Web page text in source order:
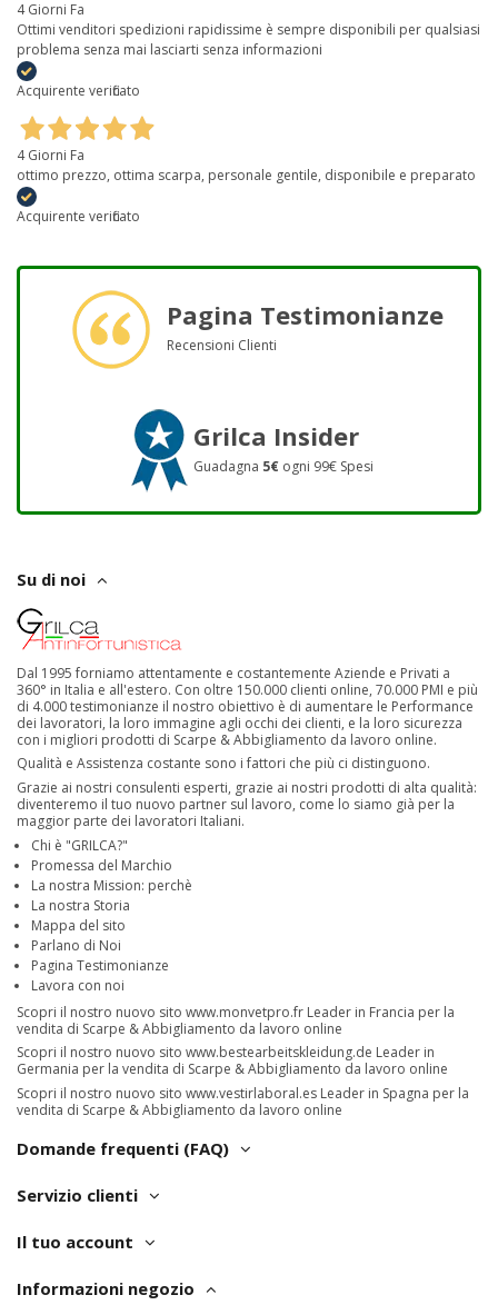
4 Giorni Fa
Ottimi venditori spedizioni rapidissime è sempre disponibili per qualsiasi
problema senza mai lasciarti senza informazioni
Acquirente verificato
4 Giorni Fa
ottimo prezzo, ottima scarpa, personale gentile, disponibile e preparato
Acquirente verificato
Pagina Testimonianze
Recensioni Clienti
Grilca Insider
Guadagna 5€ ogni 99€ Spesi
Su di noi
Dal 1995 forniamo attentamente e costantemente Aziende e Privati a
360° in Italia e all'estero. Con oltre 150.000 clienti online, 70.000 PMI e più
di 4.000 testimonianze il nostro obiettivo è di aumentare le Performance
dei lavoratori, la loro immagine agli occhi dei clienti, e la loro sicurezza
con i migliori prodotti di Scarpe & Abbigliamento da lavoro online.
Qualità e Assistenza costante sono i fattori che più ci distinguono.
Grazie ai nostri consulenti esperti, grazie ai nostri prodotti di alta qualità:
diventeremo il tuo nuovo partner sul lavoro, come lo siamo già per la
maggior parte dei lavoratori Italiani.
Chi è "GRILCA?"
Promessa del Marchio
La nostra Mission: perchè
La nostra Storia
Mappa del sito
Parlano di Noi
Pagina Testimonianze
Lavora con noi
Scopri il nostro nuovo sito www.monvetpro.fr Leader in Francia per la
vendita di Scarpe & Abbigliamento da lavoro online
Scopri il nostro nuovo sito www.bestearbeitskleidung.de Leader in
Germania per la vendita di Scarpe & Abbigliamento da lavoro online
Scopri il nostro nuovo sito www.vestirlaboral.es Leader in Spagna per la
vendita di Scarpe & Abbigliamento da lavoro online
Domande frequenti (FAQ)
Servizio clienti
Il tuo account
Informazioni negozio